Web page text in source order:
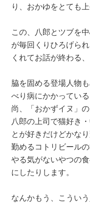
り、おかゆをとても
この、八郎とツブを
が毎回くりひろげら
くれてお話が終わる
脇を固める登場人物
べり病にかかってい
尚、「おかずイヌ」の
八郎の上司で猫好き
とが好きだけどかな
勤めるコトリビール
やる気がないやつの
にしたりします。
なんかもう、こうい